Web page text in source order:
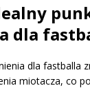
dla
dla fastballa
miotacza, co